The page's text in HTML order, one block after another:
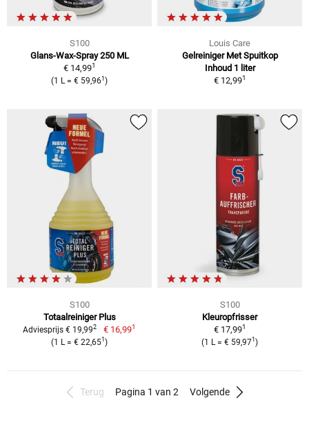
S100
Glans-Wax-Spray 250 ML
€ 14,991
(1 L = € 59,961 )
Louis Care
Gelreiniger Met Spuitkop
Inhoud 1 liter
€ 12,991
S100
Totaalreiniger Plus
Adviesprijs € 19,992 € 16,991
(1 L = € 22,651 )
S100
Kleuropfrisser
€ 17,991
(1 L = € 59,971 )
Terug Pagina 1 van 2 Volgende